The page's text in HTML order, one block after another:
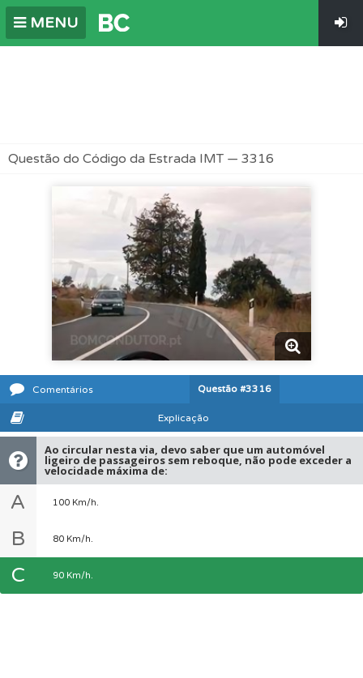
MENU
Questão do Código da Estrada IMT — 3316
Comentários Questão #3316
Explicação
Ao circular nesta via, devo saber que um automóvel
ligeiro de passageiros sem reboque, não pode exceder a
velocidade máxima de:
A 100 Km/h.
B 80 Km/h.
C 90 Km/h.